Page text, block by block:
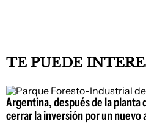
TE PUEDE
Argentina, después de la planta
cerrar la inversión por un nuevo